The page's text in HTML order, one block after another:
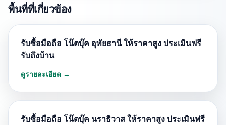
พื้นที่ที่เกี่ยวข้อง
รับซื้อมือถือ โน๊ตบุ๊ค อุทัยธานี ให้ราคาสูง ประเมินฟรี
รับถึงบ้าน
ดูรายละเอียด →
รับซื้อมือถือ โน๊ตบุ๊ค นราธิวาส ให้ราคาสูง ประเมินฟรี